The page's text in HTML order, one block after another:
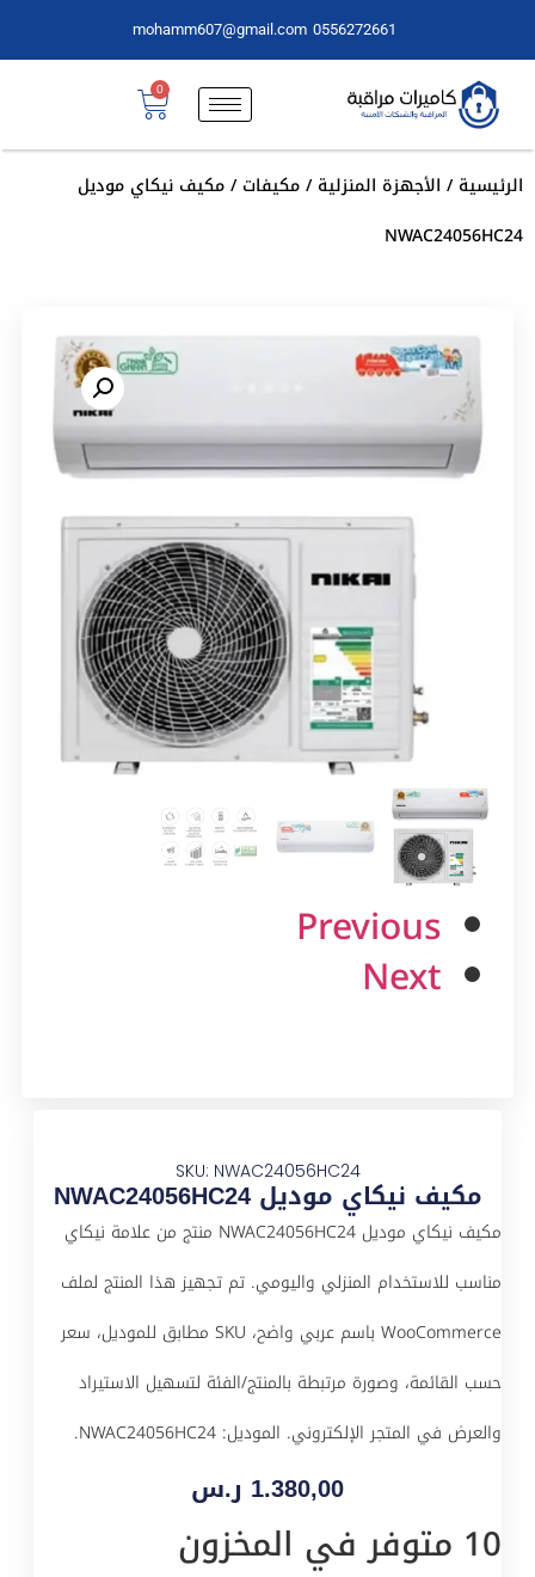
0556272661
mohamm607@gmail.com
0
الرئيسية/ الأجهزة المنزلية/مكيفات/ مكيف نيكاي موديل
NWAC24056HC24
Previous
Next
SKU: NWAC24056HC24
مكيف نيكاي موديل NWAC24056HC24
مكيف نيكاي موديل NWAC24056HC24 منتج من علامة نيكاي
مناسب للاستخدام المنزلي واليومي. تم تجهيز هذا المنتج لملف
WooCommerce باسم عربي واضح، SKU مطابق للموديل، سعر
حسب القائمة، وصورة مرتبطة بالمنتج/الفئة لتسهيل الاستيراد
والعرض في المتجر الإلكتروني. الموديل: NWAC24056HC24.
1.380,00 ر.س
10 متوفر في المخزون